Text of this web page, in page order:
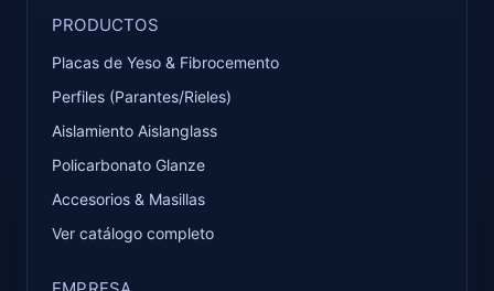
PRODUCTOS
Placas de Yeso & Fibrocemento
Perfiles (Parantes/Rieles)
Aislamiento Aislanglass
Policarbonato Glanze
Accesorios & Masillas
Ver catálogo completo